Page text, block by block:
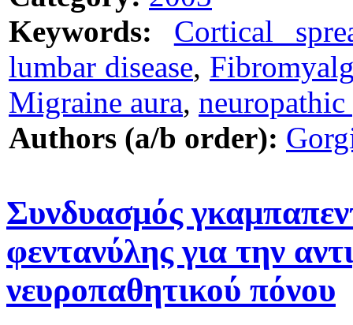
Keywords:
Cortical
lumbar disease,
Migraine aura,
Authors (a/b order):
Συνδυασμός
φεντανύλης για την
νευροπαθητικού πόνου